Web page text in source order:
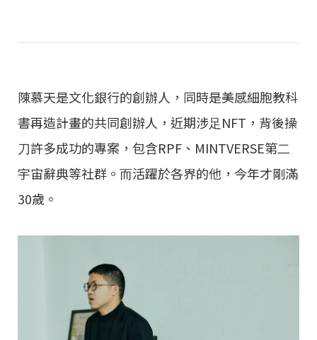
陳慕天是⽂化銀⾏的創辦⼈，同時是美感細胞教科
書再造計畫的共同創辦⼈，近期涉⾜NFT，背後操
⼑許多成功的專案，包含RPF、MINTVERSE第⼆
宇宙辭典等社群。⽽活躍於各界的他，今年才剛滿
30歲。